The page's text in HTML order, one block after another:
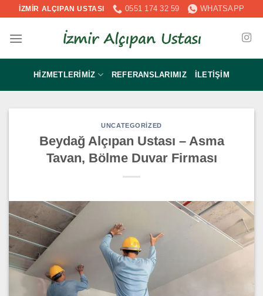
İçeriğeİZMİR ALÇIPAN USTASI 0551 174 32 59 WHATSAPP
HIZMETLERIMIZ REFERANSLARIMIZ İLETIŞIM
UNCATEGORIZED
Beydağ Alçıpan Ustası – Asma
Tavan, Bölme Duvar Firması